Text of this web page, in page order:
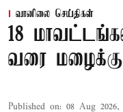
வானிலை செய்திகள்
18
வரை
Published on: 08 Aug 2026,